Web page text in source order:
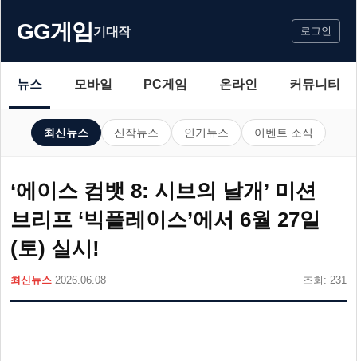
GG게임기대작 로그인
뉴스 모바일 PC게임 온라인 커뮤니티
최신뉴스 신작뉴스 인기뉴스 이벤트 소식
‘에이스 컴뱃 8: 시브의 날개’ 미션
브리프 ‘빅플레이스’에서 6월 27일
(토) 실시!
최신뉴스 2026.06.08 조회: 231